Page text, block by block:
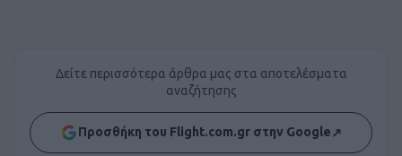
Δείτε περισσότερα άρθρα μας στα αποτελέσματα
αναζήτησης
Προσθήκη του Flight.com.gr στην Google↗